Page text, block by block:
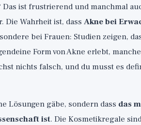
ist frustrierend und manchmal
Die Wahrheit ist, dass Akne bei
bei Frauen: Studien zeigen,
Form von Akne erlebt,
nichts falsch, und du musst es
Lösungen gäbe, sondern dass das
ist. Die Kosmetikregale